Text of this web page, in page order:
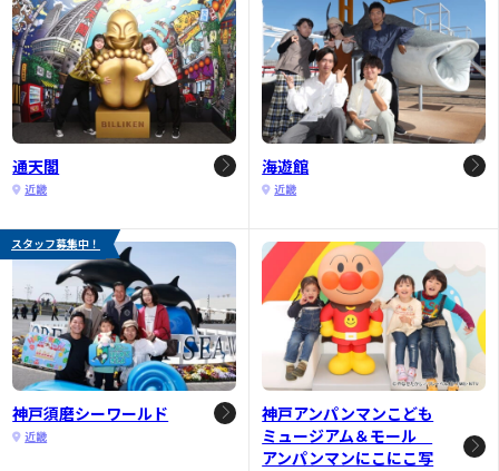
通天閣
近畿
海遊館
近畿
スタッフ募集中！
神戸須磨シーワールド
近畿
神戸アンパンマンこども
ミュージアム＆モール
アンパンマンにこにこ写